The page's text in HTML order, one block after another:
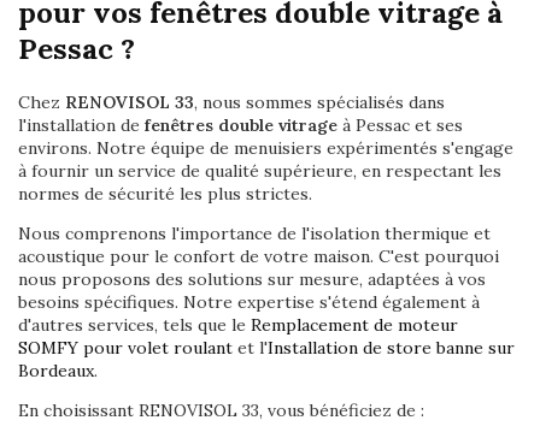
pour vos fenêtres double vitrage à
Pessac ?
Chez RENOVISOL 33, nous sommes spécialisés dans
l'installation de fenêtres double vitrage à Pessac et ses
environs. Notre équipe de menuisiers expérimentés s'engage
à fournir un service de qualité supérieure, en respectant les
normes de sécurité les plus strictes.
Nous comprenons l'importance de l'isolation thermique et
acoustique pour le confort de votre maison. C'est pourquoi
nous proposons des solutions sur mesure, adaptées à vos
besoins spécifiques. Notre expertise s'étend également à
d'autres services, tels que le Remplacement de moteur
SOMFY pour volet roulant et l'Installation de store banne sur
Bordeaux.
En choisissant RENOVISOL 33, vous bénéficiez de :